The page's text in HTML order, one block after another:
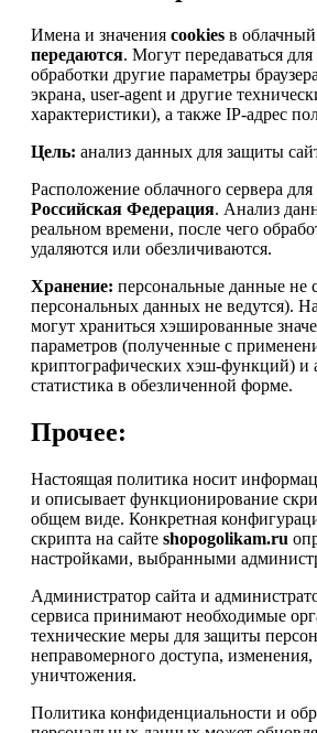
Имена и значения cookies в
передаются. Могут передаваться для
обработки другие параметры
экрана, user-agent и другие
характеристики), а также IP-адрес
Цель: анализ данных для защиты
Расположение облачного сервера для
Российская Федерация. Анализ
реальном времени, после чего
удаляются или обезличиваются.
Хранение: персональные данные не
персональных данных не ведутся).
могут храниться хэшированные
параметров (полученные с
криптографических хэш-функций) и
статистика в обезличенной форме.
Прочее:
Настоящая политика носит
и описывает функционирование
общем виде. Конкретная
скрипта на сайте shopogolikam.ru
настройками, выбранными
Администратор сайта и
сервиса принимают необходимые
технические меры для защиты
неправомерного доступа,
уничтожения.
Политика конфиденциальности и